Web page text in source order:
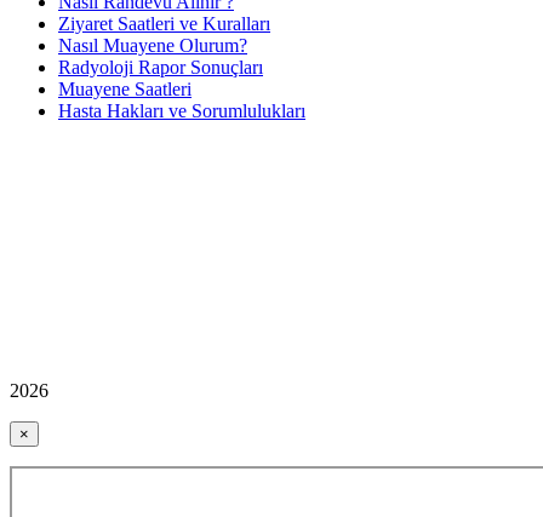
Ziyaret Saatleri ve Kuralları
Nasıl Muayene Olurum?
Radyoloji Rapor Sonuçları
Muayene Saatleri
Hasta Hakları ve Sorumlulukları
2026
×